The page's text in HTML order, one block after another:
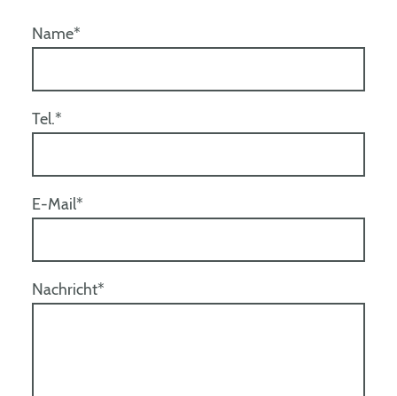
Name*
Tel.*
E-Mail*
Nachricht*